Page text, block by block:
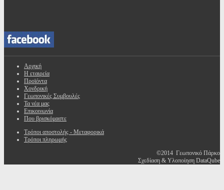
Αρχική
Η εταιρεία
Προϊόντα
Χονδρική
Γεωπονικές Συμβουλές
Τα νέα μας
Επικοινωνία
Που βρισκόμαστε
Τρόποι αποστολής - Μεταφορικά
Τρόποι πληρωμής
©2014 Γεωπονικό Πάρκο
Σχεδίαση & Υλοποίηση DataQube